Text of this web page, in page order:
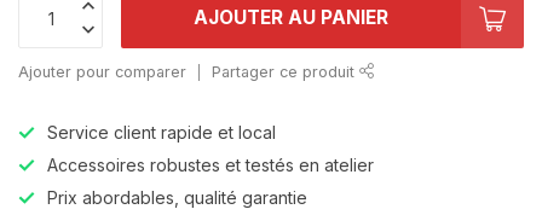
AJOUTER AU PANIER
Ajouter pour comparer Partager ce produit
Service client rapide et local
Accessoires robustes et testés en atelier
Prix abordables, qualité garantie